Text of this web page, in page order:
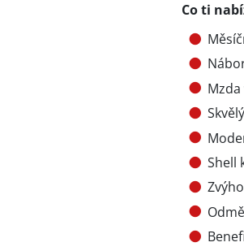
Co ti
Shell